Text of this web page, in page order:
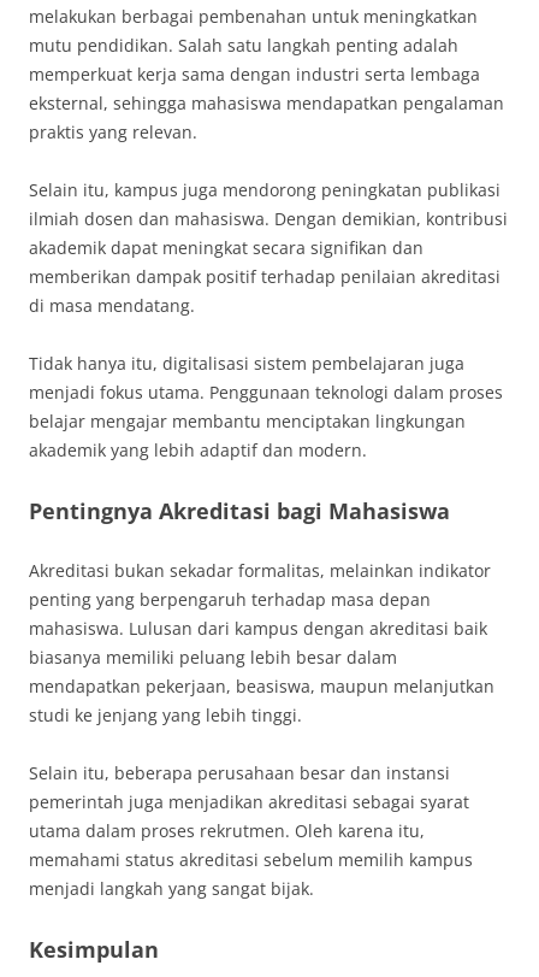
melakukan berbagai pembenahan untuk meningkatkan
mutu pendidikan. Salah satu langkah penting adalah
memperkuat kerja sama dengan industri serta lembaga
eksternal, sehingga mahasiswa mendapatkan pengalaman
praktis yang relevan.
Selain itu, kampus juga mendorong peningkatan publikasi
ilmiah dosen dan mahasiswa. Dengan demikian, kontribusi
akademik dapat meningkat secara signifikan dan
memberikan dampak positif terhadap penilaian akreditasi
di masa mendatang.
Tidak hanya itu, digitalisasi sistem pembelajaran juga
menjadi fokus utama. Penggunaan teknologi dalam proses
belajar mengajar membantu menciptakan lingkungan
akademik yang lebih adaptif dan modern.
Pentingnya Akreditasi bagi Mahasiswa
Akreditasi bukan sekadar formalitas, melainkan indikator
penting yang berpengaruh terhadap masa depan
mahasiswa. Lulusan dari kampus dengan akreditasi baik
biasanya memiliki peluang lebih besar dalam
mendapatkan pekerjaan, beasiswa, maupun melanjutkan
studi ke jenjang yang lebih tinggi.
Selain itu, beberapa perusahaan besar dan instansi
pemerintah juga menjadikan akreditasi sebagai syarat
utama dalam proses rekrutmen. Oleh karena itu,
memahami status akreditasi sebelum memilih kampus
menjadi langkah yang sangat bijak.
Kesimpulan